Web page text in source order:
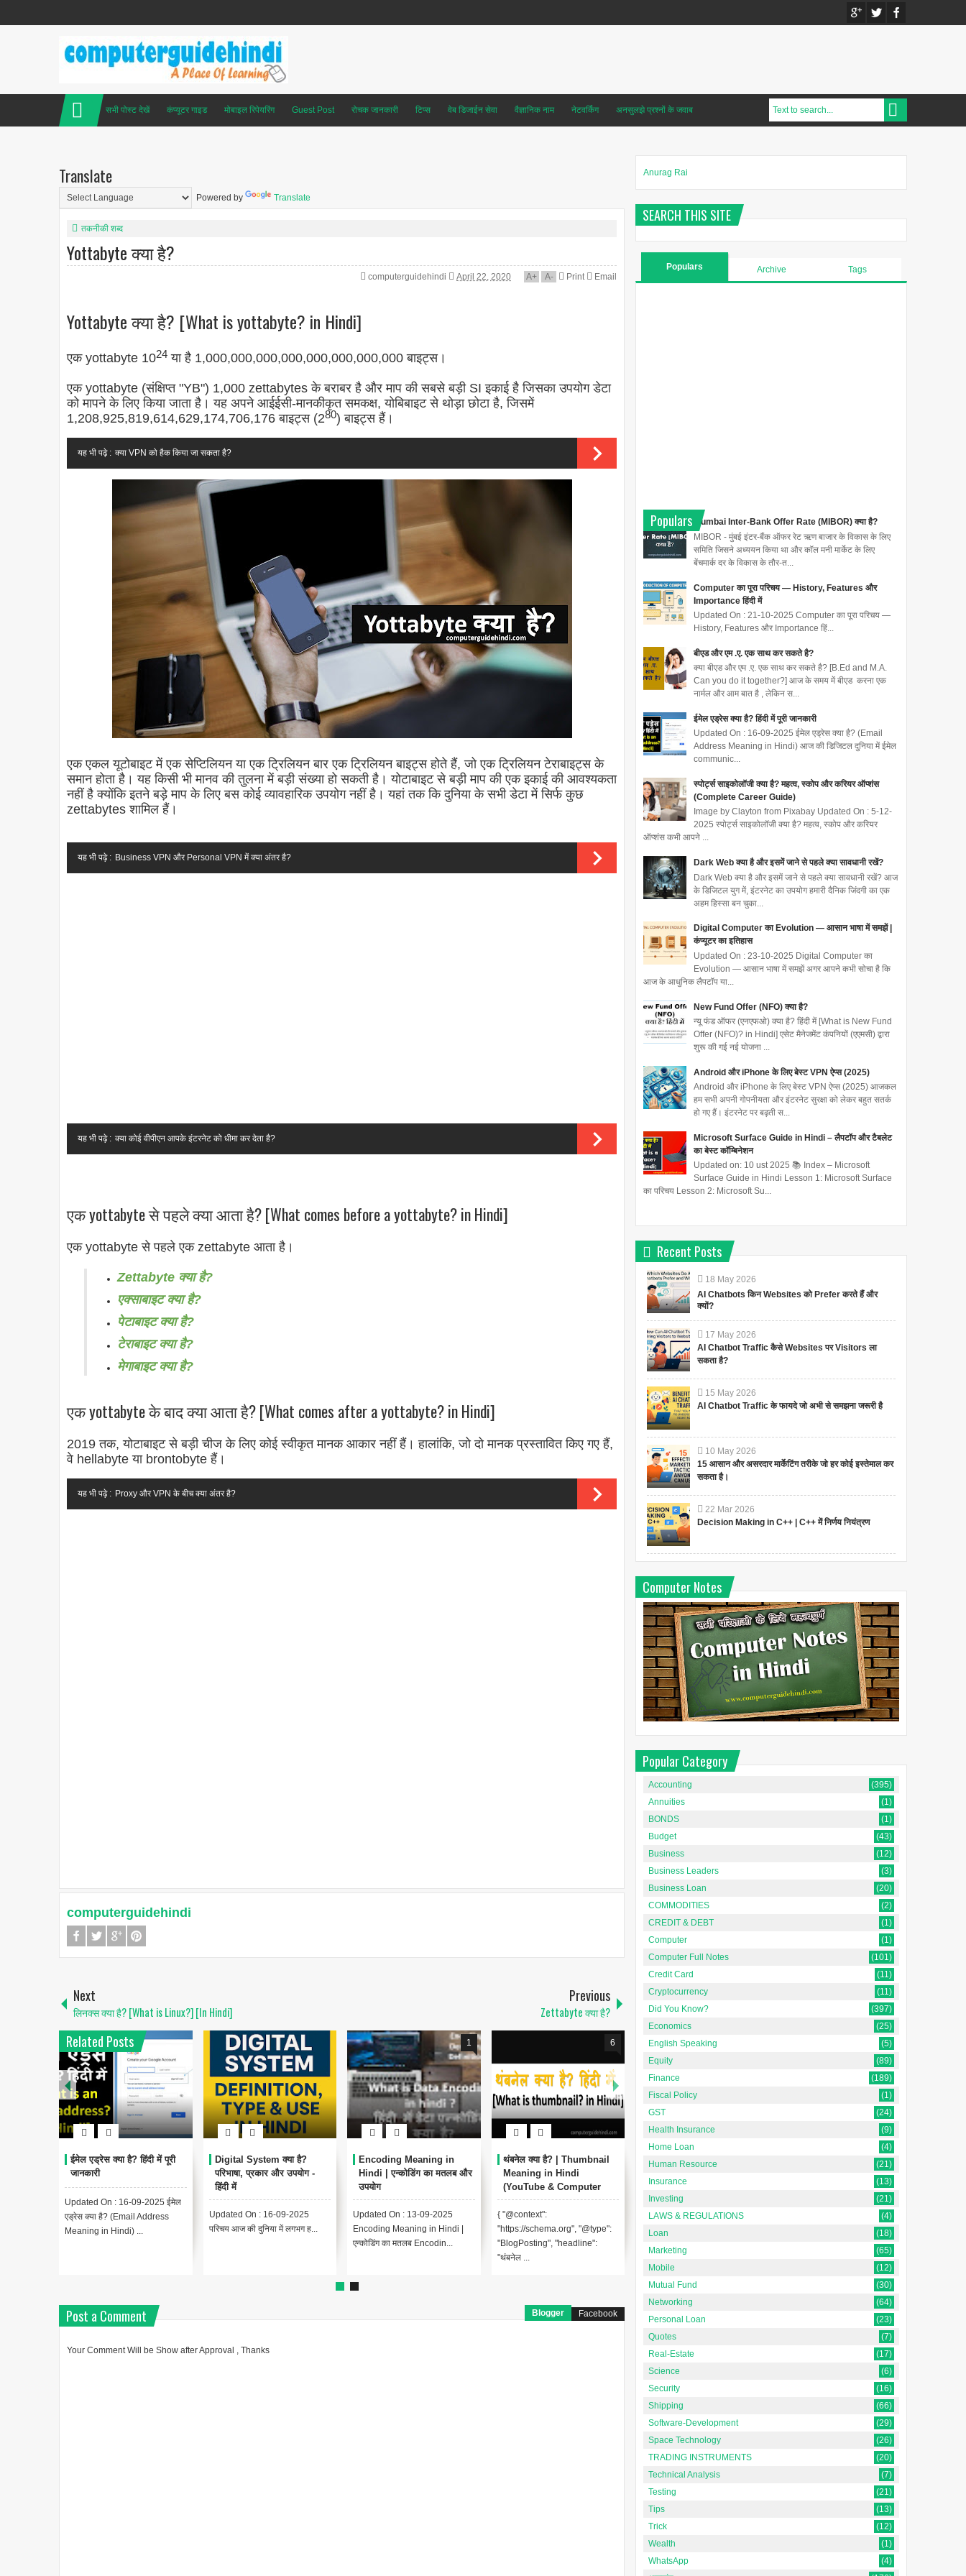
सभी पोस्ट देखें कंप्यूटर गाइड मोबाइल रिपेयरिंग Guest Post रोचक जानकारी टिप्स वेब डिजाईन सेवा वैज्ञानिक नाम नेटवर्किंग अनसुलझे प्रश्नों के जवाब
Translate
Powered by Translate
तकनीकी शब्द
Yottabyte क्या है?
computerguidehindi April 22, 2020 A+ A- Print Email
Yottabyte क्या है? [What is yottabyte? in Hindi]
एक yottabyte 1024 या है 1,000,000,000,000,000,000,000,000 बाइट्स।
एक yottabyte (संक्षिप्त "YB") 1,000 zettabytes के बराबर है और माप की सबसे बड़ी SI इकाई है जिसका उपयोग डेटा
को मापने के लिए किया जाता है। यह अपने आईईसी-मानकीकृत समकक्ष, योबिबाइट से थोड़ा छोटा है, जिसमें
1,208,925,819,614,629,174,706,176 बाइट्स (280) बाइट्स हैं।
यह भी पढ़े : क्या VPN को हैक किया जा सकता है?
एक एकल यूटोबाइट में एक सेप्टिलियन या एक ट्रिलियन बार एक ट्रिलियन बाइट्स होते हैं, जो एक ट्रिलियन टेराबाइट्स के
समान होता है। यह किसी भी मानव की तुलना में बड़ी संख्या हो सकती है। योटाबाइट से बड़ी माप की एक इकाई की आवश्यकता
नहीं है क्योंकि इतने बड़े माप के लिए बस कोई व्यावहारिक उपयोग नहीं है। यहां तक ​​कि दुनिया के सभी डेटा में सिर्फ कुछ
zettabytes शामिल हैं।
यह भी पढ़े : Business VPN और Personal VPN में क्या अंतर है?
यह भी पढ़े : क्या कोई वीपीएन आपके इंटरनेट को धीमा कर देता है?
एक yottabyte से पहले क्या आता है? [What comes before a yottabyte? in Hindi]
एक yottabyte से पहले एक zettabyte आता है।
Zettabyte क्या है?
एक्साबाइट क्या है?
पेटाबाइट क्या है?
टेराबाइट क्या है?
मेगाबाइट क्या है?
एक yottabyte के बाद क्या आता है? [What comes after a yottabyte? in Hindi]
2019 तक, योटाबाइट से बड़ी चीज के लिए कोई स्वीकृत मानक आकार नहीं हैं। हालांकि, जो दो मानक प्रस्तावित किए गए हैं,
वे hellabyte या brontobyte हैं।
यह भी पढ़े : Proxy और VPN के बीच क्या अंतर है?
computerguidehindi
Next
लिनक्स क्या है? [What is Linux?] [In Hindi]
Previous
Zettabyte क्या है?
Related Posts
Digital System क्या है?
परिभाषा, प्रकार और उपयोग -
हिंदी में
Updated On : 16-09-2025
परिचय आज की दुनिया में लगभग ह...
Encoding Meaning in
Hindi | एन्कोडिंग का मतलब और
उपयोग
Updated On : 13-09-2025
Encoding Meaning in Hindi |
6
थंबनेल क्या है? | Thumbnail
Meaning in Hindi
(YouTube & Computer
Example)
{ "@context":
"https://schema.org", "@type":
"BlogPosting", "headline":
Data Analyst क्या है? | Data
Analysis Meaning in
Hindi [Complete Guide]
{ "@context":
"https://schema.org", "@type":
"FAQPage", "mainEntity": [ {
"@ty...
Buffering Meaning in
Updated on: 2 September
2025 Buffering Meaning in
Hindi | बफ़रिंग का मतलब Buffering
Post a Comment Blogger Facebook
Your Comment Will be Show after Approval , Thanks
Anurag Rai
SEARCH THIS SITE
Populars Archive Tags
Populars
Mumbai Inter-Bank Offer Rate (MIBOR) क्या है?
MIBOR - मुंबई इंटर-बैंक ऑफर रेट ऋण बाजार के विकास के लिए
समिति जिसने अध्ययन किया था और कॉल मनी मार्केट के लिए
बेंचमार्क दर के विकास के तौर-त...
Computer का पूरा परिचय — History, Features और
Importance हिंदी में
Updated On : 21-10-2025 Computer का पूरा परिचय —
History, Features और Importance हिं...
बीएड और एम .ए. एक साथ कर सकते है?
क्या बीएड और एम .ए. एक साथ कर सकते है? [B.Ed and M.A.
Can you do it together?] आज के समय में बीएड करना एक
नार्मल और आम बात है , लेकिन स...
ईमेल एड्रेस क्या है? हिंदी में पूरी जानकारी
Updated On : 16-09-2025 ईमेल एड्रेस क्या है? (Email
Address Meaning in Hindi) आज की डिजिटल दुनिया में ईमेल
communic...
स्पोर्ट्स साइकोलॉजी क्या है? महत्व, स्कोप और करियर ऑप्शंस
(Complete Career Guide)
Image by Clayton from Pixabay Updated On : 5-12-
2025 स्पोर्ट्स साइकोलॉजी क्या है? महत्व, स्कोप और करियर
ऑप्शंस कभी आपने ...
Dark Web क्या है और इसमें जाने से पहले क्या सावधानी रखें?
Dark Web क्या है और इसमें जाने से पहले क्या सावधानी रखें? आज
के डिजिटल युग में, इंटरनेट का उपयोग हमारी दैनिक जिंदगी का एक
अहम हिस्सा बन चुका...
Digital Computer का Evolution — आसान भाषा में समझें |
कंप्यूटर का इतिहास
Updated On : 23-10-2025 Digital Computer का
Evolution — आसान भाषा में समझें अगर आपने कभी सोचा है कि
आज के आधुनिक लैपटॉप या...
New Fund Offer (NFO) क्या है?
न्यू फंड ऑफर (एनएफओ) क्या है? हिंदी में [What is New Fund
Offer (NFO)? in Hindi] एसेट मैनेजमेंट कंपनियों (एएमसी) द्वारा
शुरू की गई नई योजना ...
Android और iPhone के लिए बेस्ट VPN ऐप्स (2025)
Android और iPhone के लिए बेस्ट VPN ऐप्स (2025) आजकल
हम सभी अपनी गोपनीयता और इंटरनेट सुरक्षा को लेकर बहुत सतर्क
हो गए हैं। इंटरनेट पर बढ़ती स...
Microsoft Surface Guide in Hindi – लैपटॉप और टैबलेट
का बेस्ट कॉम्बिनेशन
Updated on: 10 ust 2025 📚 Index – Microsoft
Surface Guide in Hindi Lesson 1: Microsoft Surface
का परिचय Lesson 2: Microsoft Su...
Recent Posts
18 May 2026
AI Chatbots किन Websites को Prefer करते हैं और
क्यों?
17 May 2026
AI Chatbot Traffic कैसे Websites पर Visitors ला
सकता है?
15 May 2026
AI Chatbot Traffic के फायदे जो अभी से समझना जरूरी है
10 May 2026
15 आसान और असरदार मार्केटिंग तरीके जो हर कोई इस्तेमाल कर
सकता है।
22 Mar 2026
Decision Making in C++ | C++ में निर्णय नियंत्रण
Computer Notes
Popular Category
Accounting
(395)
Annuities
(1)
BONDS
(1)
Budget
(43)
Business
(12)
Business Leaders
(3)
Business Loan
(20)
COMMODITIES
(2)
CREDIT & DEBT
(1)
Computer
(1)
Computer Full Notes
(101)
Credit Card
(11)
Cryptocurrency
(11)
Did You Know?
(397)
Economics
(25)
English Speaking
(5)
Equity
(89)
Finance
(189)
Fiscal Policy
(1)
GST
(24)
Health Insurance
(9)
Home Loan
(4)
Human Resource
(21)
Insurance
(13)
Investing
(21)
LAWS & REGULATIONS
(4)
Loan
(18)
Marketing
(65)
Mobile
(12)
Mutual Fund
(30)
Networking
(64)
Personal Loan
(23)
Quotes
(7)
Real-Estate
(17)
Science
(6)
Security
(16)
Shipping
(66)
Software-Development
(29)
Space Technology
(26)
TRADING INSTRUMENTS
(20)
Technical Analysis
(7)
Testing
(21)
Tips
(13)
Trick
(12)
Wealth
(1)
WhatsApp
(4)